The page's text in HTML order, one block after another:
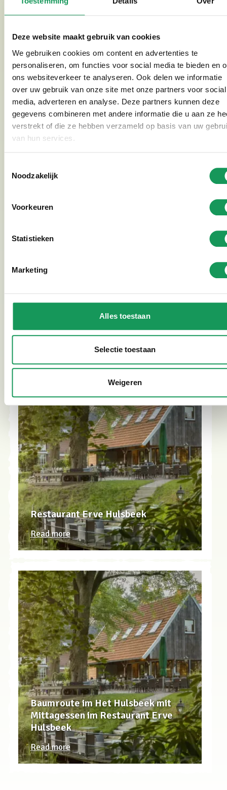
Deze website maakt gebruik van cookies
We gebruiken cookies om content en advertenties te
personaliseren, om functies voor social media te bieden en
ons websiteverkeer te analyseren. Ook delen we informatie
over uw gebruik van onze site met onze partners voor social
media, adverteren en analyse. Deze partners kunnen deze
gegevens combineren met andere informatie die u aan ze
verstrekt of die ze hebben verzameld op basis van uw
van hun services.
Noodzakelijk
Voorkeuren
Statistieken
Marketing
Alles toestaan
Selectie toestaan
Weigeren
Kartfahren Hulsbeek
Read more
Niederlande
Restaurant Erve Hulsbeek
Read more
Baumroute im Het Hulsbeek mit
Mittagessen im Restaurant Erve
Hulsbeek
Read more